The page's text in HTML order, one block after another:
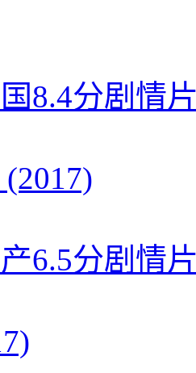
8.4分剧情
6.5分剧情